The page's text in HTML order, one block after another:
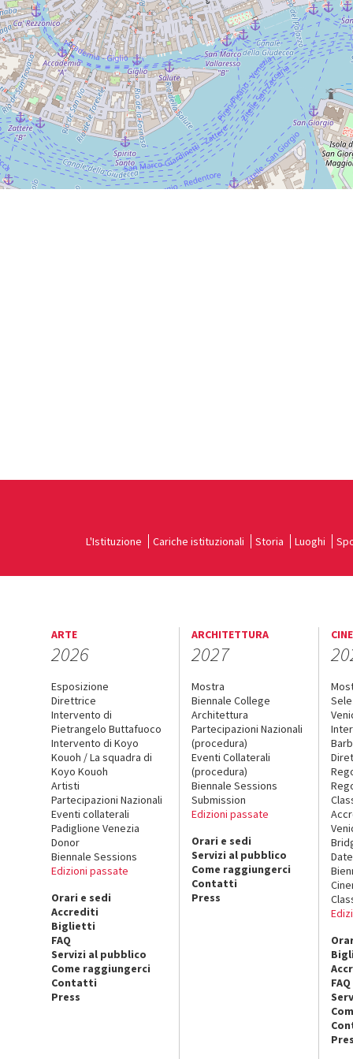
L'Istituzione Cariche istituzionali Storia Luoghi
ARTE
2026
Esposizione
Direttrice
Intervento di
Pietrangelo Buttafuoco
Intervento di Koyo
Kouoh / La squadra di
Koyo Kouoh
Artisti
Partecipazioni Nazionali
Eventi collaterali
Padiglione Venezia
Donor
Biennale Sessions
Edizioni passate
Orari e sedi
Accrediti
Biglietti
FAQ
Servizi al pubblico
Come raggiungerci
Contatti
Press
ARCHITETTURA
2027
Mostra
Biennale College
Architettura
Partecipazioni Nazionali
(procedura)
Eventi Collaterali
(procedura)
Biennale Sessions
Submission
Edizioni passate
Orari e sedi
Servizi al pubblico
Come raggiungerci
Contatti
Press
FAQ